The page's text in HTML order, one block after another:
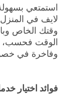
استمتعي
لايف في
وقتك الخاص
الوقت فحسب،
وفاخرة في
فوائد اختيار